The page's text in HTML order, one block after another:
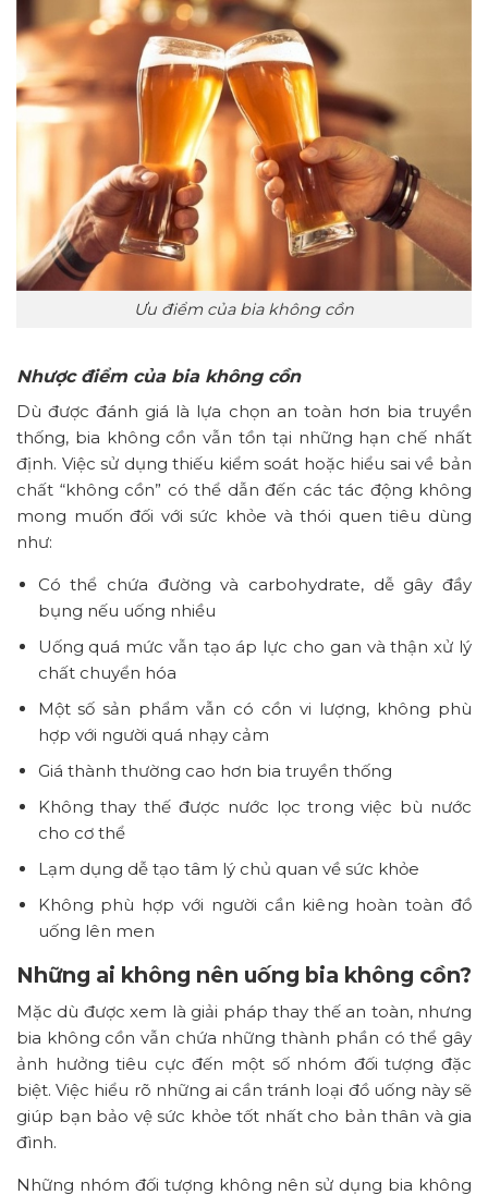
Ưu điểm của bia không cồn
Nhược điểm của bia không cồn
Dù được đánh giá là lựa chọn an toàn hơn bia truyền
thống, bia không cồn vẫn tồn tại những hạn chế nhất
định. Việc sử dụng thiếu kiểm soát hoặc hiểu sai về bản
chất “không cồn” có thể dẫn đến các tác động không
mong muốn đối với sức khỏe và thói quen tiêu dùng
như:
Có thể chứa đường và carbohydrate, dễ gây đầy
bụng nếu uống nhiều
Uống quá mức vẫn tạo áp lực cho gan và thận xử lý
chất chuyển hóa
Một số sản phẩm vẫn có cồn vi lượng, không phù
hợp với người quá nhạy cảm
Giá thành thường cao hơn bia truyền thống
Không thay thế được nước lọc trong việc bù nước
cho cơ thể
Lạm dụng dễ tạo tâm lý chủ quan về sức khỏe
Không phù hợp với người cần kiêng hoàn toàn đồ
uống lên men
Những ai không nên uống bia không cồn?
Mặc dù được xem là giải pháp thay thế an toàn, nhưng
bia không cồn vẫn chứa những thành phần có thể gây
ảnh hưởng tiêu cực đến một số nhóm đối tượng đặc
biệt. Việc hiểu rõ những ai cần tránh loại đồ uống này sẽ
giúp bạn bảo vệ sức khỏe tốt nhất cho bản thân và gia
đình.
Những nhóm đối tượng không nên sử dụng bia không